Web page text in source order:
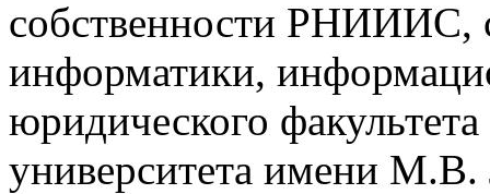
собственности РНИИИС,
информатики,
юридического
университета имени